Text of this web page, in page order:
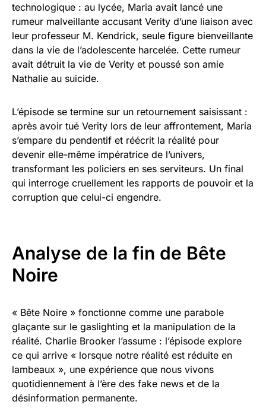
technologique : au lycée, Maria avait lancé une
rumeur malveillante accusant Verity d’une liaison avec
leur professeur M. Kendrick, seule figure bienveillante
dans la vie de l’adolescente harcelée. Cette rumeur
avait détruit la vie de Verity et poussé son amie
Nathalie au suicide.
L’épisode se termine sur un retournement saisissant :
après avoir tué Verity lors de leur affrontement, Maria
s’empare du pendentif et réécrit la réalité pour
devenir elle-même impératrice de l’univers,
transformant les policiers en ses serviteurs. Un final
qui interroge cruellement les rapports de pouvoir et la
corruption que celui-ci engendre.
Analyse de la fin de Bête
Noire
« Bête Noire » fonctionne comme une parabole
glaçante sur le gaslighting et la manipulation de la
réalité. Charlie Brooker l’assume : l’épisode explore
ce qui arrive « lorsque notre réalité est réduite en
lambeaux », une expérience que nous vivons
quotidiennement à l’ère des fake news et de la
désinformation permanente.